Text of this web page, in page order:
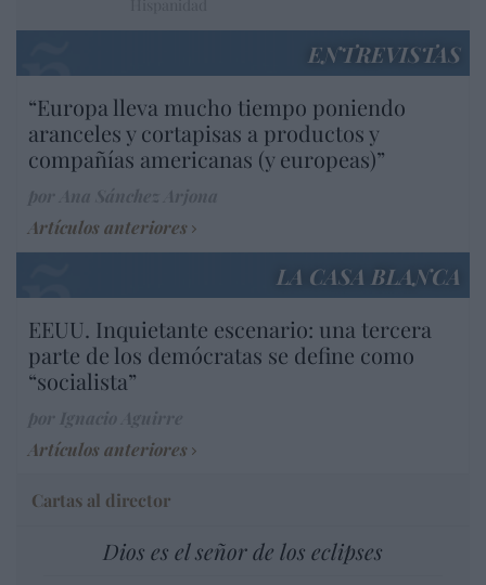
ENTREVISTAS
“Europa lleva mucho tiempo poniendo
aranceles y cortapisas a productos y
compañías americanas (y europeas)”
Artículos anteriores
LA CASA BLANCA
EEUU. Inquietante escenario: una tercera
parte de los demócratas se define como
“socialista”
Artículos anteriores
Cartas al director
Dios es el señor de los eclipses